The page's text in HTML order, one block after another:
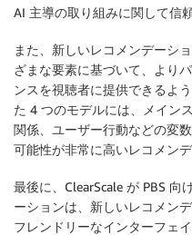
AI 主導の取り組みに関して信
また、新しいレコメンデーシ
ざまな要素に基づいて、より
ンスを視聴者に提供できるよ
た 4 つのモデルには、メイン
関係、ユーザー行動などの変
可能性が非常に高いレコメン
最後に、ClearScale が PBS 向
ーションは、新しいレコメン
フレンドリーなインターフェ